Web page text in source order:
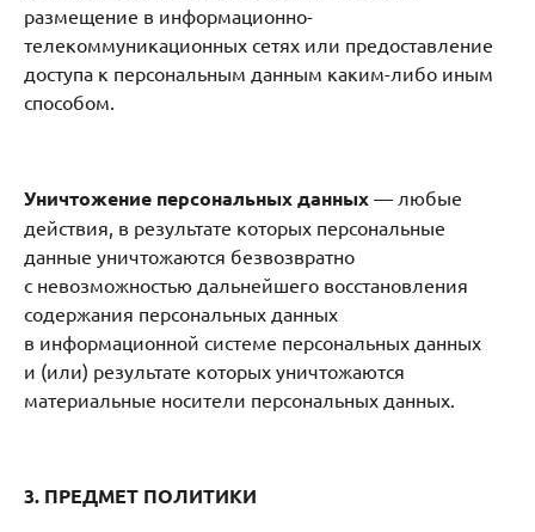
размещение в информационно-
телекоммуникационных сетях или предоставление
доступа к персональным данным каким-либо иным
способом.
Уничтожение персональных данных — любые
действия, в результате которых персональные
данные уничтожаются безвозвратно
с невозможностью дальнейшего восстановления
содержания персональных данных
в информационной системе персональных данных
и (или) результате которых уничтожаются
материальные носители персональных данных.
3. ПРЕДМЕТ ПОЛИТИКИ